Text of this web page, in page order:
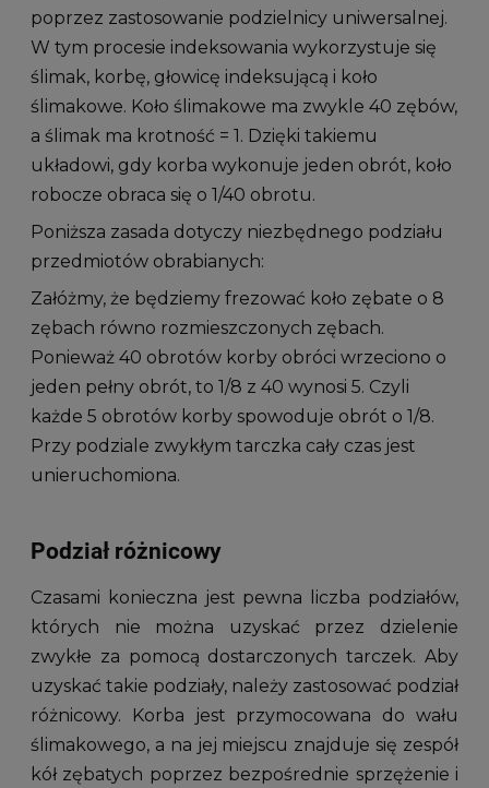
poprzez zastosowanie podzielnicy uniwersalnej.
W tym procesie indeksowania wykorzystuje się
ślimak, korbę, głowicę indeksującą i koło
ślimakowe. Koło ślimakowe ma zwykle 40 zębów,
a ślimak ma krotność = 1. Dzięki takiemu
układowi, gdy korba wykonuje jeden obrót, koło
robocze obraca się o 1/40 obrotu.
Poniższa zasada dotyczy niezbędnego podziału
przedmiotów obrabianych:
Załóżmy, że będziemy frezować koło zębate o 8
zębach równo rozmieszczonych zębach.
Ponieważ 40 obrotów korby obróci wrzeciono o
jeden pełny obrót, to 1/8 z 40 wynosi 5. Czyli
każde 5 obrotów korby spowoduje obrót o 1/8.
Przy podziale zwykłym tarczka cały czas jest
unieruchomiona.
Podział różnicowy
Czasami konieczna jest pewna liczba podziałów,
których nie można uzyskać przez dzielenie
zwykłe za pomocą dostarczonych tarczek. Aby
uzyskać takie podziały, należy zastosować podział
różnicowy. Korba jest przymocowana do wału
ślimakowego, a na jej miejscu znajduje się zespół
kół zębatych poprzez bezpośrednie sprzężenie i